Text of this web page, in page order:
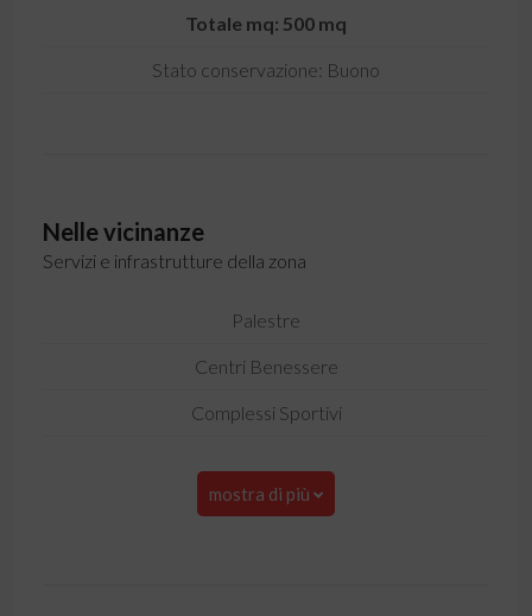
Totale mq: 500 mq
Stato conservazione: Buono
Nelle vicinanze
Servizi e infrastrutture della zona
Palestre
Centri Benessere
Complessi Sportivi
mostra di più